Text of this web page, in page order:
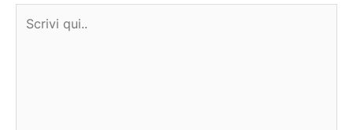
qui..